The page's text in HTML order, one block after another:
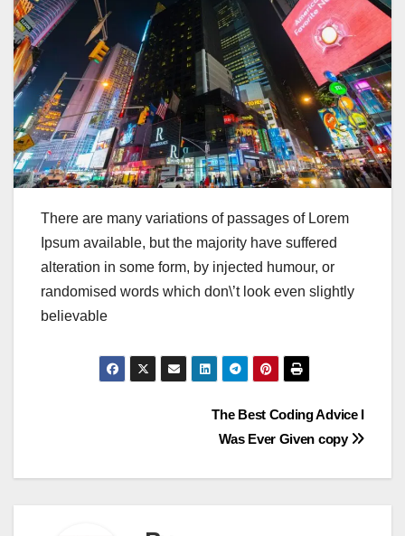
There are many variations of passages of Lorem
Ipsum available, but the majority have suffered
alteration in some form, by injected humour, or
randomised words which don\’t look even slightly
believable
The Best Coding Advice I
Was Ever Given copy